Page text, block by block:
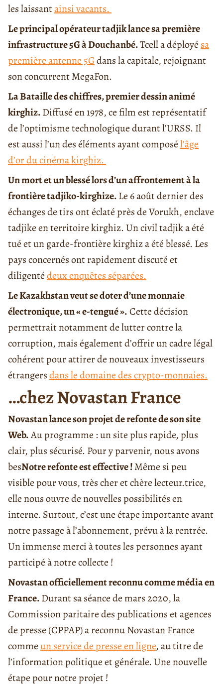
les laissantainsi vacants.
Le principal opérateur tadjik lance sa première
infrastructure 5G à Douchanbé.Tcell a déployé sa
première antenne 5Gdans la capitale, rejoignant
son concurrent MegaFon.
La Bataille des chiffres, premier dessin animé
kirghiz.Diffusé en 1978, ce film est représentatif
de l’optimisme technologique durant l’URSS. Il
est aussi l’un des éléments ayant composél’âge
d’or du cinéma kirghiz.
Un mort et un blessé lors d’un affrontement à la
frontière tadjiko-kirghize.Le 6 août dernier des
échanges de tirs ont éclaté près de Vorukh, enclave
tadjike en territoire kirghiz. Un civil tadjik a été
tué et un garde-frontière kirghiz a été blessé. Les
pays concernés ont rapidement discuté et
diligentédeux enquêtes séparées.
Le Kazakhstan veut se doter d’une monnaie
électronique, un « e-tengué ».Cette décision
permettrait notamment de lutter contre la
corruption, mais également d’offrir un cadre légal
cohérent pour attirer de nouveaux investisseurs
étrangersdans le domaine des crypto-monnaies.
…chez Novastan France
Novastan lance son projet de refonte de son site
Web.Au programme : un site plus rapide, plus
clair, plus sécurisé. Pour y parvenir, nous avons
besNotre refonte est effective !Même si peu
visible pour vous, très cher et chère lecteur.trice,
elle nous ouvre de nouvelles possibilités en
interne. Surtout, c’est une étape importante avant
notre passage à l’abonnement, prévu à la rentrée.
Un immense merci à toutes les personnes ayant
participé à notre collecte !
Novastan officiellement reconnu comme média en
France.Durant sa séance de mars 2020, la
Commission paritaire des publications et agences
de presse (CPPAP) a reconnu Novastan France
commeunservice de presse en ligne, au titre de
l’information politique et générale. Une nouvelle
étape pour notre projet !